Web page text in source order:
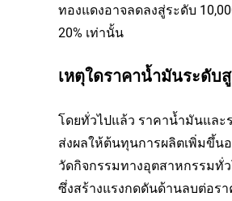
ทองแดงอาจลดลงสู่ระดับ
20% เท่านั้น
เหตุใดราคาน้ำมันระดับ
โดยทั่วไปแล้ว ราคาน้ำมันแล
ส่งผลให้ต้นทุนการผลิตเพิ่มขึ้น
วัดกิจกรรมทางอุตสาหกรรมทั่
ซึ่งสร้างแรงกดดันด้านลบต่อร